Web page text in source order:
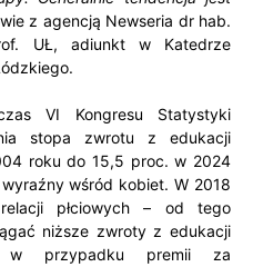
z agencją Newseria dr hab.
UŁ, adiunkt w Katedrze
VI Kongresu Statystyki
stopa zwrotu z edukacji
roku do 15,5 proc. w 2024
wśród kobiet. W 2018
płciowych – od tego
niższe zwroty z edukacji
w przypadku premii za